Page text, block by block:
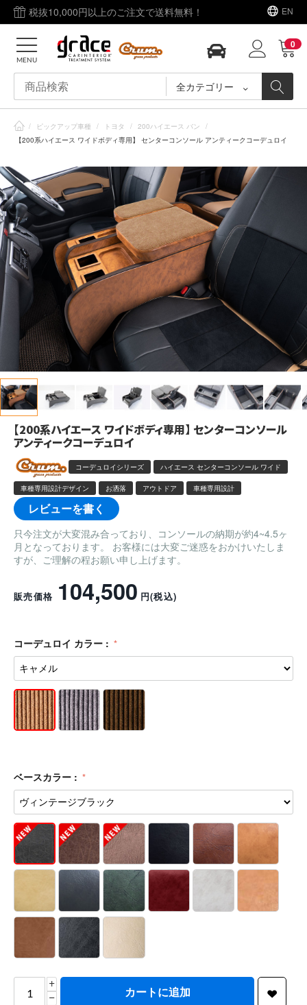
税抜10,000円以上のご注文で送料無料！ EN
全カテゴリー
0
MENU
/ ピックアップ車種 / トヨタ / 200ハイエース バン
/
【200系ハイエース ワイドボディ専用】 センターコンソール アンティークコーデュロイ
【200系ハイエース ワイドボディ専用】 センターコンソール
アンティークコーデュロイ
コーデュロイシリーズ ハイエース センターコンソール ワイド
車種専用設計デザイン お洒落 アウトドア 車種専用設計
レビューを書く
只今注文が大変混み合っており、コンソールの納期が約4~4.5ヶ
月となっております。 お客様には大変ご迷惑をおかけいたしま
すが、ご理解の程お願い申し上げます。
販売価格 104,500 円(税込)
コーデュロイ カラー :
ベースカラー :
+
−
カートに追加